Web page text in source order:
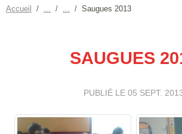
Accueil Saugues 2013
SAUGUES
PUBLIÉ LE 05 SEPT.